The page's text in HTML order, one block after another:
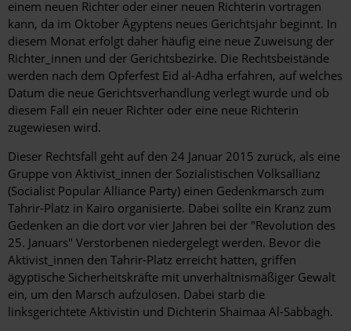
einem neuen Richter oder einer neuen Richterin vortragen
kann, da im Oktober Ägyptens neues Gerichtsjahr beginnt. In
diesem Monat erfolgt daher häufig eine neue Zuweisung der
Richter_innen und der Gerichtsbezirke. Die Rechtsbeistände
werden nach dem Opferfest Eid al-Adha erfahren, auf welches
Datum die neue Gerichtsverhandlung verlegt wurde und ob
diesem Fall ein neuer Richter oder eine neue Richterin
zugewiesen wird.
Dieser Rechtsfall geht auf den 24 Januar 2015 zurück, als eine
Gruppe von Aktivist_innen der Sozialistischen Volksallianz
(Socialist Popular Alliance Party) einen Gedenkmarsch zum
Tahrir-Platz in Kairo organisierte. Dabei sollte ein Kranz zum
Gedenken an die dort vor vier Jahren bei der "Revolution des
25. Januars" Verstorbenen niedergelegt werden. Bevor die
Aktivist_innen den Tahrir-Platz erreicht hatten, griffen
ägyptische Sicherheitskräfte mit unverhältnismäßiger Gewalt
ein, um den Marsch aufzulösen. Dabei starb die
linksgerichtete Aktivistin und Dichterin Shaimaa Al-Sabbagh.